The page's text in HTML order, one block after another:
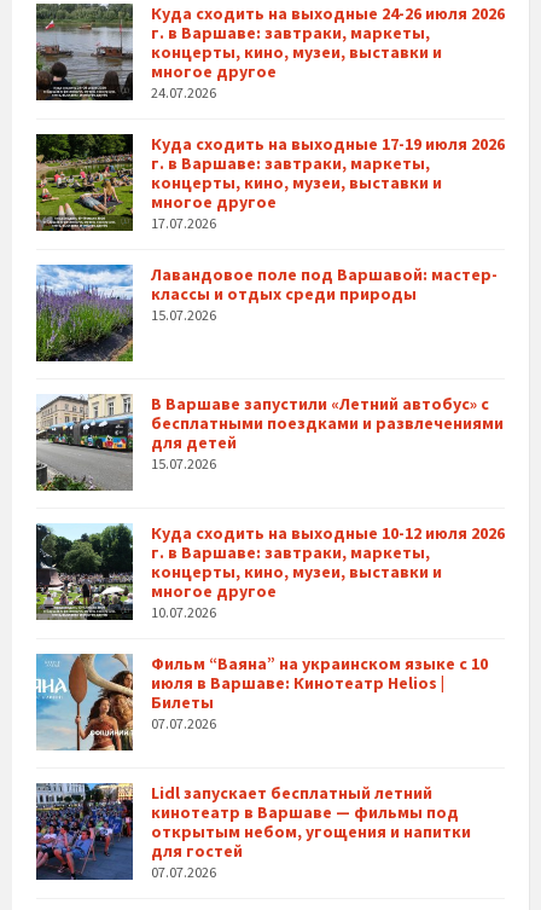
Куда сходить на выходные 24-26 июля 2026
г. в Варшаве: завтраки, маркеты,
концерты, кино, музеи, выставки и
многое другое
24.07.2026
Куда сходить на выходные 17-19 июля 2026
г. в Варшаве: завтраки, маркеты,
концерты, кино, музеи, выставки и
многое другое
17.07.2026
Лавандовое поле под Варшавой: мастер-
классы и отдых среди природы
15.07.2026
В Варшаве запустили «Летний автобус» с
бесплатными поездками и развлечениями
для детей
15.07.2026
Куда сходить на выходные 10-12 июля 2026
г. в Варшаве: завтраки, маркеты,
концерты, кино, музеи, выставки и
многое другое
10.07.2026
Фильм “Ваяна” на украинском языке с 10
июля в Варшаве: Кинотеатр Helios |
Билеты
07.07.2026
Lidl запускает бесплатный летний
кинотеатр в Варшаве — фильмы под
открытым небом, угощения и напитки
для гостей
07.07.2026